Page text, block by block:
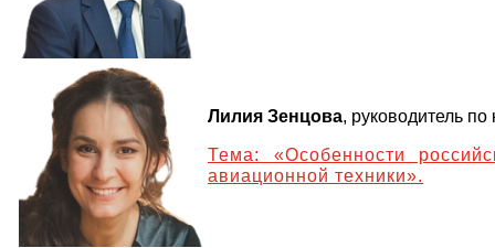
Лилия Зенцова, руководитель
Тема: «Особенности
авиационной техники».